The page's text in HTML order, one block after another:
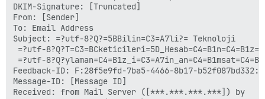
DKIM-Signature: [Truncated]
From: [Sender]
To: Email Address
Subject: =?utf-8?Q?=5BBilin=C3=A7li?= Teknoloji
=?utf-
=?utf-
Feedback-ID: F:28f5e9fd-7ba5-4466-8b17-
Message-ID: [Message ID]
Received: from Mail Server ([***.***.***.***]) by